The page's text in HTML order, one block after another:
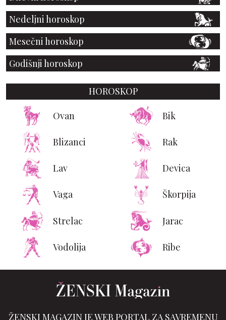
Nedeljni horoskop
Mesečni horoskop
Godišnji horoskop
HOROSKOP
Ovan Bik
Blizanci Rak
Lav Devica
Vaga Škorpija
Strelac Jarac
Vodolija Ribe
ŽENSKI MAGAZIN JE WEB PORTAL ZA SAVREMENU